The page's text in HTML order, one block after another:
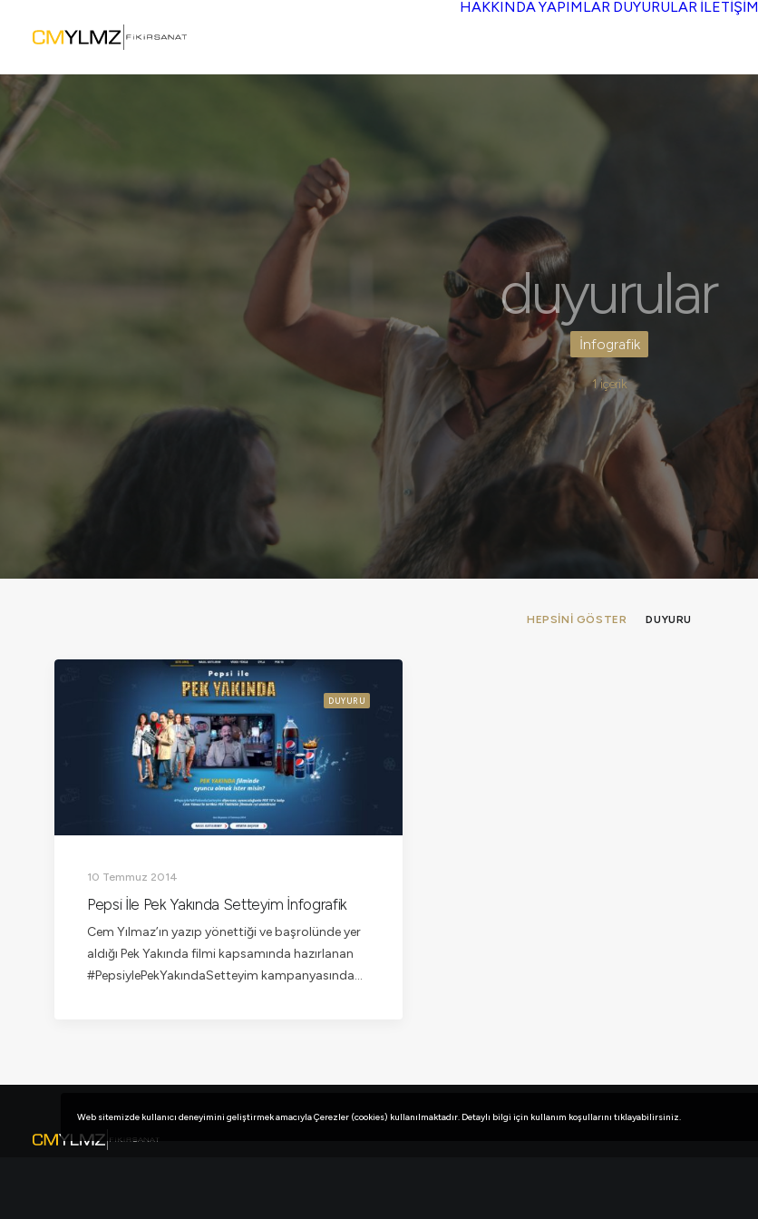
HAKKINDAYAPIMLAR DUYURULAR İLETİŞİM
duyurular
İnfografik
1 içerik
HEPSINI GÖSTER DUYURU
DUYURU
10 Temmuz 2014
Pepsi İle Pek Yakında Setteyim İnfografik
Cem Yılmaz’ın yazıp yönettiği ve başrolünde yer
aldığı Pek Yakında filmi kapsamında hazırlanan
#PepsiylePekYakındaSetteyim kampanyasında…
Web sitemizde kullanıcı deneyimini geliştirmek amacıyla Çerezler (cookies) kullanılmaktadır. Detaylı bilgi için kullanım koşullarını tıklayabilirsiniz.